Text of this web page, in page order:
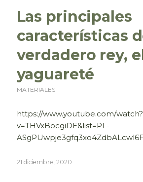
Las principales
características
verdadero rey,
yaguareté
MATERIALES
https://www.youtube.com/watch?
v=THVxBocgiDE&list=PL-
21 diciembre, 2020